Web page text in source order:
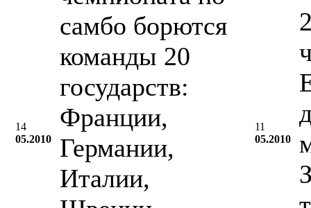
14
05.2010
самбо борются
команды 20
государств:
Франции,
Германии,
Италии,
11
05.2010